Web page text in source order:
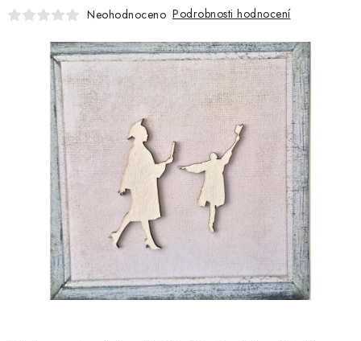
OBLÍBENÉ ♥️
FOTORECENZE
MOJE OBJEDNÁVKA
ZNAČKY
Doprava Kontakty Moje objednávka
Hodnocení obchodu
Podmínky ochrany osobních údajů
Ověřování recenzí
Neohodnoceno Podrobnosti hodnocení